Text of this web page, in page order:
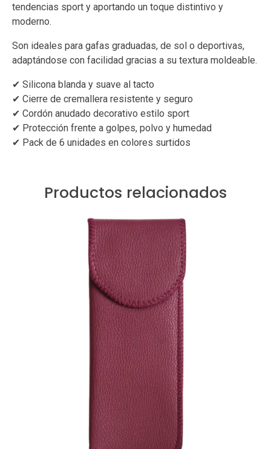
tendencias sport y aportando un toque distintivo y
moderno.
Son ideales para gafas graduadas, de sol o deportivas,
adaptándose con facilidad gracias a su textura moldeable.
✔ Silicona blanda y suave al tacto
✔ Cierre de cremallera resistente y seguro
✔ Cordón anudado decorativo estilo sport
✔ Protección frente a golpes, polvo y humedad
✔ Pack de 6 unidades en colores surtidos
Productos relacionados